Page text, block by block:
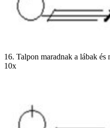
16. Talpon maradnak a lábak és
10x